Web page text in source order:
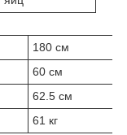
180 см
60 см
62.5 см
61 кг